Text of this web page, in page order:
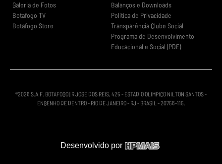
Galeria de Fotos
Botafogo TV
Botafogo Store
Balanços e Downloads
Política de Privacidade
Transparência Clube Social
Programa de Desenvolvimento
Educacional e Social (PDE)
®2026 S.A.F. BOTAFOGO | R JOSE DOS REIS, 425 - ESTADIO OLIMPICO NILTON SANTOS -
ENGENHO DE DENTRO - RIO DE JANEIRO - RJ - BRASIL - 20756-115.
Desenvolvido por